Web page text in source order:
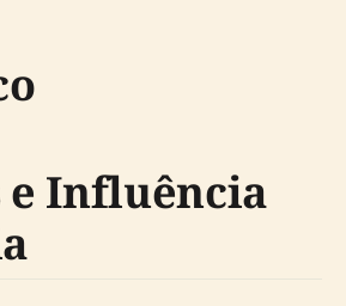
e Influência